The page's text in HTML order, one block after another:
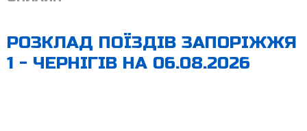
РОЗКЛАД ПОЇЗДІВ ЗАПОРІЖЖЯ
1 - ЧЕРНІГІВ НА 06.08.2026